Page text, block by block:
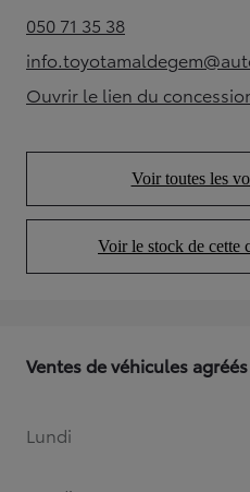
050 71 35 38(Opens in new tab)
Ouvrir le lien du(Opens in
Voir toutes les
Voir le stock de cette
Ventes de véhicules agréés
Lundi